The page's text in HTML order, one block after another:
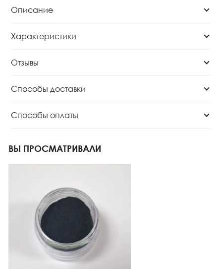
Описание
Характеристики
Отзывы
Способы доставки
Способы оплаты
ВЫ ПРОСМАТРИВАЛИ